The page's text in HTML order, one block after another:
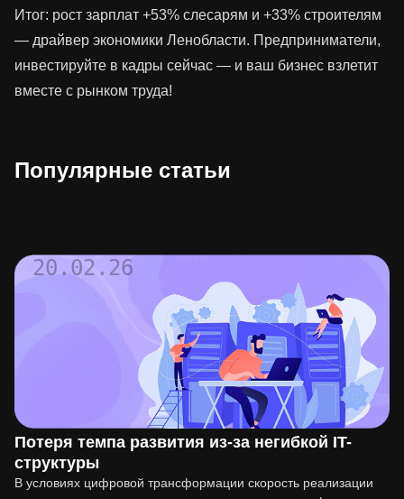
Итог: рост зарплат +53% слесарям и +33% строителям
— драйвер экономики Ленобласти. Предприниматели,
инвестируйте в кадры сейчас — и ваш бизнес взлетит
вместе с рынком труда!
Популярные статьи
20.02.26
Потеря темпа развития из-за негибкой IT-
структуры
В условиях цифровой трансформации скорость реализации